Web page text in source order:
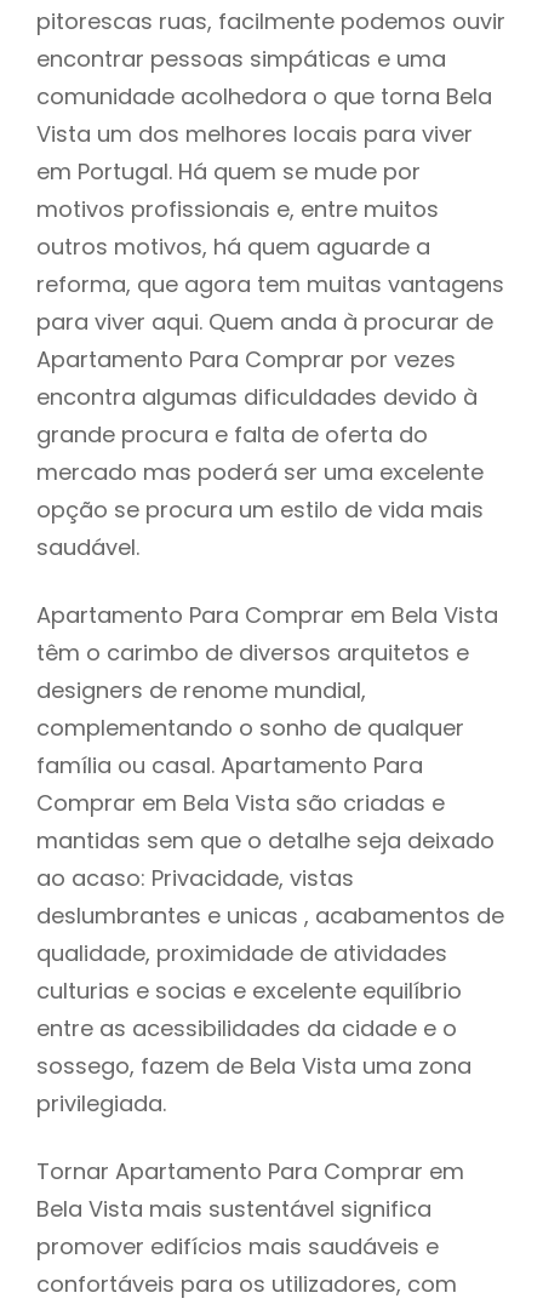
pitorescas ruas, facilmente podemos ouvir
encontrar pessoas simpáticas e uma
comunidade acolhedora o que torna Bela
Vista um dos melhores locais para viver
em Portugal. Há quem se mude por
motivos profissionais e, entre muitos
outros motivos, há quem aguarde a
reforma, que agora tem muitas vantagens
para viver aqui. Quem anda à procurar de
Apartamento Para Comprar por vezes
encontra algumas dificuldades devido à
grande procura e falta de oferta do
mercado mas poderá ser uma excelente
opção se procura um estilo de vida mais
saudável.
Apartamento Para Comprar em Bela Vista
têm o carimbo de diversos arquitetos e
designers de renome mundial,
complementando o sonho de qualquer
família ou casal. Apartamento Para
Comprar em Bela Vista são criadas e
mantidas sem que o detalhe seja deixado
ao acaso: Privacidade, vistas
deslumbrantes e unicas , acabamentos de
qualidade, proximidade de atividades
culturias e socias e excelente equilíbrio
entre as acessibilidades da cidade e o
sossego, fazem de Bela Vista uma zona
privilegiada.
Tornar Apartamento Para Comprar em
Bela Vista mais sustentável significa
promover edifícios mais saudáveis e
confortáveis para os utilizadores, com